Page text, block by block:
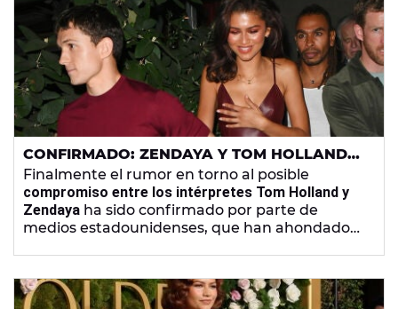
CONFIRMADO: ZENDAYA Y TOM HOLLAND
SE CASAN
Finalmente el rumor en torno al posible
compromiso entre los intérpretes Tom Holland y
Zendaya ha sido confirmado por parte de
medios estadounidenses, que han ahondado